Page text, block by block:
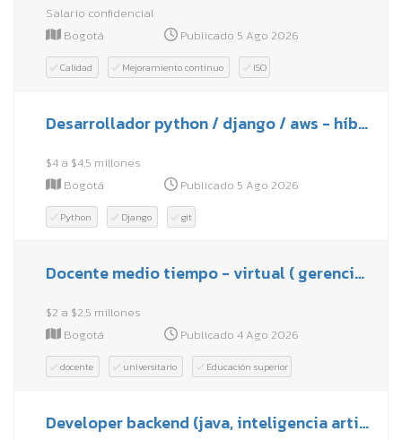
Salario confidencial
Bogotá
Publicado 5 Ago 2026
Calidad Mejoramiento continuo ISO
Desarrollador python / django / aws - híbrido en bogotá
$4 a $4,5 millones
Bogotá
Publicado 5 Ago 2026
Python Django git
Docente medio tiempo - virtual ( gerencia de salud)
$2 a $2,5 millones
Bogotá
Publicado 4 Ago 2026
docente universitario Educación superior
Developer backend (java, inteligencia artificial (ia), aws) - remoto